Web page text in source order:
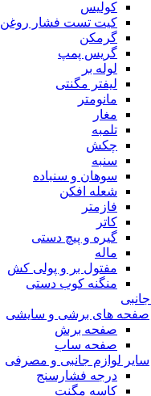
کولیس
کیت تست فشار روغن
گرمکن
گریس پمپ
لوله بر
لیفتر مگنتی
مانومتر
مغار
تلمبه
چکش
سنبه
سوهان و سنباده
شعله افکن
فازمتر
کاتر
گیره و پیچ دستی
ماله
مفتول بر و پولی کش
منگنه کوب دستی
صفحه های برشی و سایشی
صفحه برش
صفحه ساب
سایر لوازم جانبی و مصرفی
درجه فشارسنج
کاسه مگنت